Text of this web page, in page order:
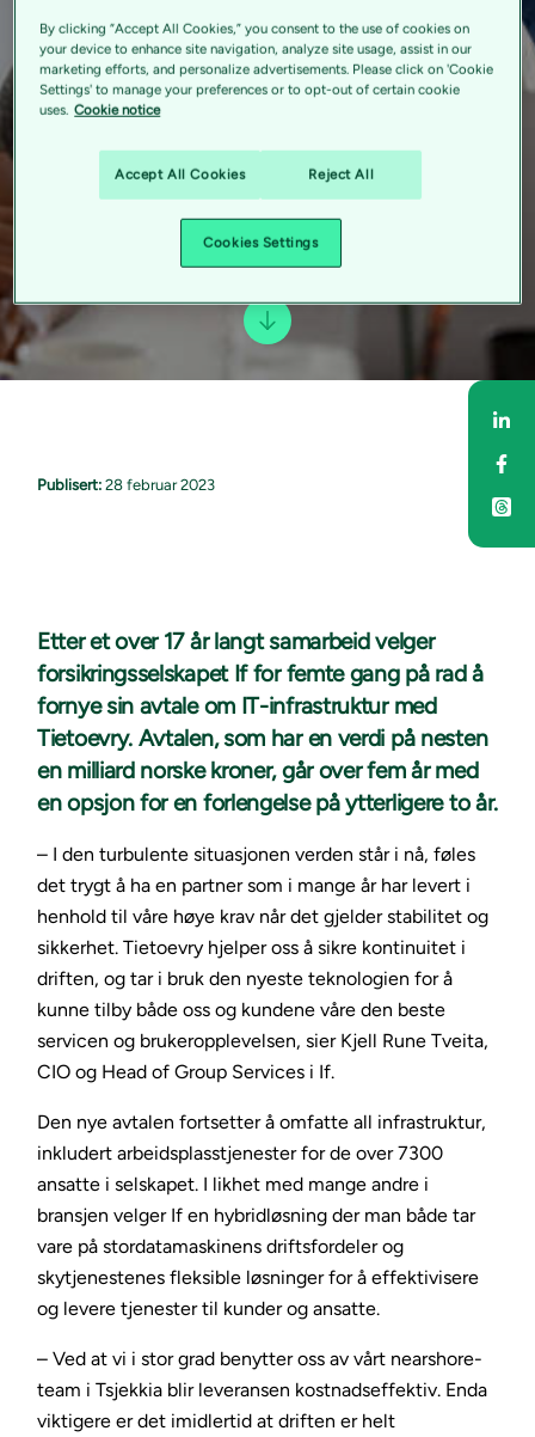
Publisert: 28 februar 2023
Etter et over 17 år langt samarbeid velger
forsikringsselskapet If for femte gang på rad å
fornye sin avtale om IT-infrastruktur med
Tietoevry. Avtalen, som har en verdi på nesten
en milliard norske kroner, går over fem år med
en opsjon for en forlengelse på ytterligere to år.
– I den turbulente situasjonen verden står i nå, føles
det trygt å ha en partner som i mange år har levert i
henhold til våre høye krav når det gjelder stabilitet og
sikkerhet. Tietoevry hjelper oss å sikre kontinuitet i
driften, og tar i bruk den nyeste teknologien for å
kunne tilby både oss og kundene våre den beste
servicen og brukeropplevelsen, sier Kjell Rune Tveita,
CIO og Head of Group Services i If.
Den nye avtalen fortsetter å omfatte all infrastruktur,
inkludert arbeidsplasstjenester for de over 7300
ansatte i selskapet. I likhet med mange andre i
bransjen velger If en hybridløsning der man både tar
vare på stordatamaskinens driftsfordeler og
skytjenestenes fleksible løsninger for å effektivisere
og levere tjenester til kunder og ansatte.
– Ved at vi i stor grad benytter oss av vårt nearshore-
team i Tsjekkia blir leveransen kostnadseffektiv. Enda
viktigere er det imidlertid at driften er helt
By clicking “Accept All Cookies,” you consent to the use of cookies on
your device to enhance site navigation, analyze site usage, assist in our
marketing efforts, and personalize advertisements. Please click on 'Cookie
Settings' to manage your preferences or to opt-out of certain cookie
uses. Cookie notice
Accept All Cookies Reject All
Cookies Settings